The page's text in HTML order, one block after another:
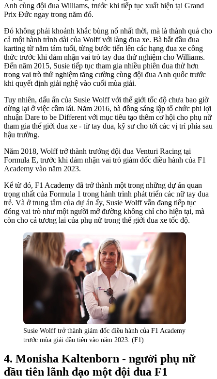
Anh cùng đội đua Williams, trước khi tiếp tục xuất hiện tại Grand
Prix Đức ngay trong năm đó.
Đó không phải khoảnh khắc bùng nổ nhất thời, mà là thành quả cho
cả một hành trình dài của Wolff với làng đua xe. Bà bắt đầu đua
karting từ năm tám tuổi, từng bước tiến lên các hạng đua xe công
thức trước khi đảm nhận vai trò tay đua thử nghiệm cho Williams.
Đến năm 2015, Susie tiếp tục tham gia nhiều phiên đua thử hơn
trong vai trò thử nghiệm tăng cường cùng đội đua Anh quốc trước
khi quyết định giải nghệ vào cuối mùa giải.
Tuy nhiên, dấu ấn của Susie Wolff với thế giới tốc độ chưa bao giờ
dừng lại ở việc cầm lái. Năm 2016, bà đồng sáng lập tổ chức phi lợi
nhuận Dare to be Different với mục tiêu tạo thêm cơ hội cho phụ nữ
tham gia thế giới đua xe - từ tay đua, kỹ sư cho tới các vị trí phía sau
hậu trường.
Năm 2018, Wolff trở thành trưởng đội đua Venturi Racing tại
Formula E, trước khi đảm nhận vai trò giám đốc điều hành của F1
Academy vào năm 2023.
Kể từ đó, F1 Academy đã trở thành một trong những dự án quan
trọng nhất của Formula 1 trong hành trình phát triển các nữ tay đua
trẻ. Và ở trung tâm của dự án ấy, Susie Wolff vẫn đang tiếp tục
đóng vai trò như một người mở đường không chỉ cho hiện tại, mà
còn cho cả tương lai của phụ nữ trong thế giới đua xe tốc độ.
Susie Wolff trở thành giám đốc điều hành của F1 Academy
trước mùa giải đầu tiên vào năm 2023. (F1)
Monisha Kaltenborn - người phụ nữ
đầu tiên lãnh đạo một đội đua F1